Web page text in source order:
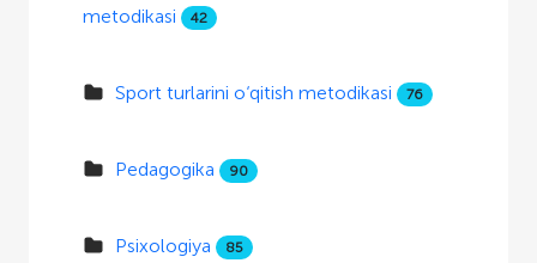
metodikasi
42
Sport turlarini o‘qitish metodikasi 76
Pedagogika 90
Psixologiya 85